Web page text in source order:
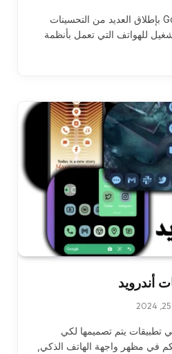
من حين لآخر تقوم Google بإطلاق العديد من التحسينات
للهواتف التي تعمل بأنظمة
أندرويد
تطبيقات يتم تصميمها لكي
في مظهر واجهة الهاتف الذكي,